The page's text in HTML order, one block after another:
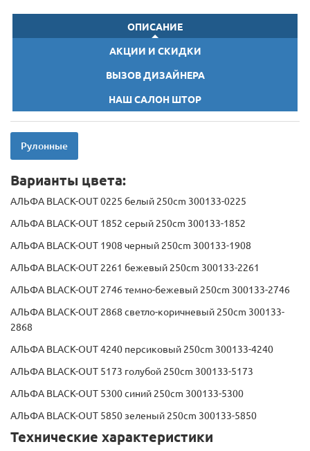
ОПИСАНИЕ
АКЦИИ И СКИДКИ
ВЫЗОВ ДИЗАЙНЕРА
НАШ САЛОН ШТОР
Рулонные
Варианты цвета:
АЛЬФА BLACK-OUT 0225 белый 250cm 300133-0225
АЛЬФА BLACK-OUT 1852 серый 250cm 300133-1852
АЛЬФА BLACK-OUT 1908 черный 250cm 300133-1908
АЛЬФА BLACK-OUT 2261 бежевый 250cm 300133-2261
АЛЬФА BLACK-OUT 2746 темно-бежевый 250cm 300133-2746
АЛЬФА BLACK-OUT 2868 светло-коричневый 250cm 300133-
2868
АЛЬФА BLACK-OUT 4240 персиковый 250cm 300133-4240
АЛЬФА BLACK-OUT 5173 голубой 250cm 300133-5173
АЛЬФА BLACK-OUT 5300 синий 250cm 300133-5300
АЛЬФА BLACK-OUT 5850 зеленый 250cm 300133-5850
Технические характеристики